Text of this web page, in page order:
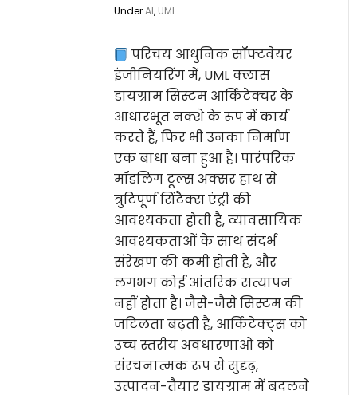
UnderAI, UML
परिचय आधुनिक सॉफ्टवेयर
इंजीनियरिंग में, UML क्लास
डायग्राम सिस्टम आर्किटेक्चर के
आधारभूत नक्शे के रूप में कार्य
करते हैं, फिर भी उनका निर्माण
एक बाधा बना हुआ है। पारंपरिक
मॉडलिंग टूल्स अक्सर हाथ से
त्रुटिपूर्ण सिंटैक्स एंट्री की
आवश्यकता होती है, व्यावसायिक
आवश्यकताओं के साथ संदर्भ
संरेखण की कमी होती है, और
लगभग कोई आंतरिक सत्यापन
नहीं होता है। जैसे-जैसे सिस्टम की
जटिलता बढ़ती है, आर्किटेक्ट्स को
उच्च स्तरीय अवधारणाओं को
संरचनात्मक रूप से सुदृढ़,
उत्पादन-तैयार डायग्राम में बदलने